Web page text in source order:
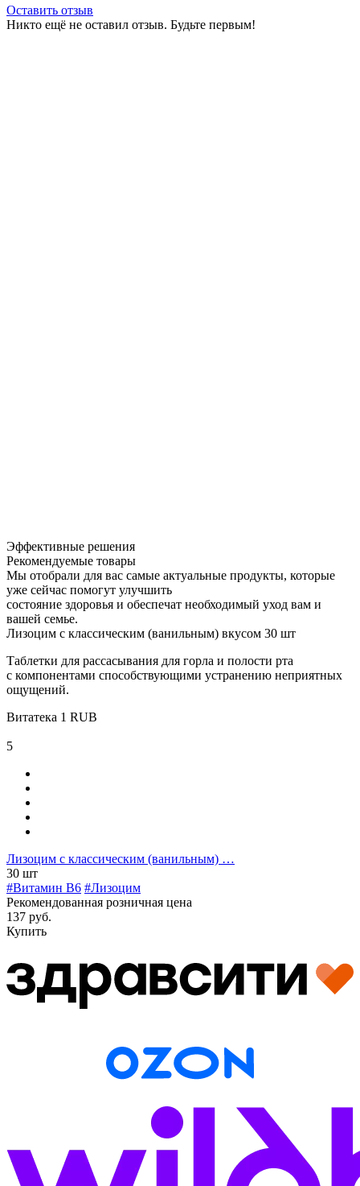
Оставить отзыв
Никто ещё не оставил отзыв. Будьте первым!
Эффективные решения
Рекомендуемые товары
Мы отобрали для вас самые актуальные продукты, которые
уже сейчас помогут улучшить
состояние здоровья и обеспечат необходимый уход вам и
вашей семье.
Лизоцим с классическим (ванильным) вкусом 30 шт
Таблетки для рассасывания для горла и полости рта
с компонентами способствующими устранению неприятных
ощущений.
Витатека 1 RUB
5
Лизоцим с классическим (ванильным) …
30 шт
#Витамин B6 #Лизоцим
Рекомендованная розничная цена
137 руб.
Купить